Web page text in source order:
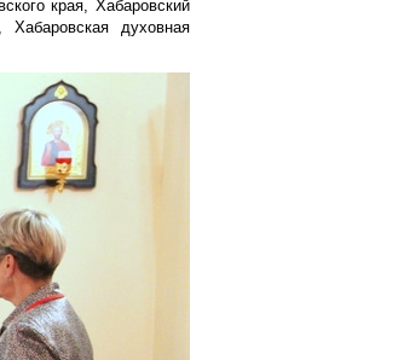
края, Хабаровский
Хабаровская духовная